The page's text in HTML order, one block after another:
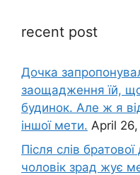
recent post
Дочка
заощадження їй,
будинок. Але ж я
іншої мети. April
Після слів
чоловік зpад жує